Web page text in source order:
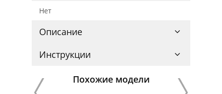
Нет
Описание
Инструкции
Похожие модели